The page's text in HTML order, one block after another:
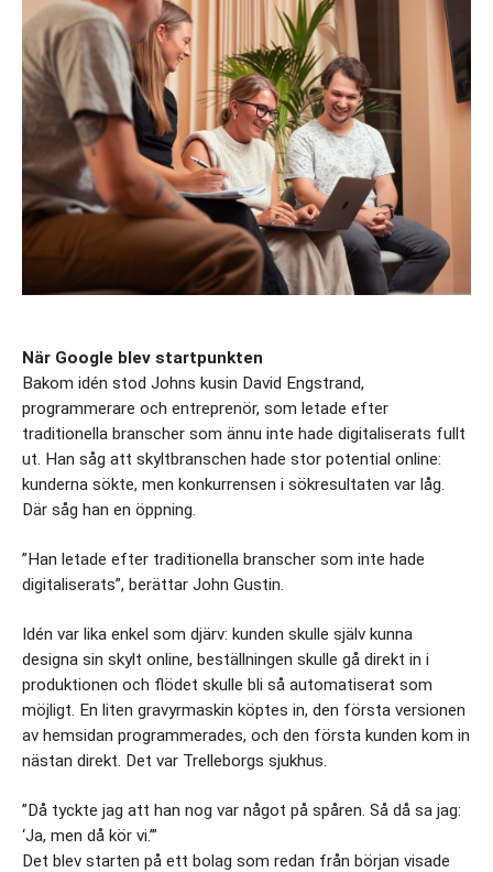
När Google blev startpunkten
Bakom idén stod Johns kusin David Engstrand,
programmerare och entreprenör, som letade efter
traditionella branscher som ännu inte hade digitaliserats fullt
ut. Han såg att skyltbranschen hade stor potential online:
kunderna sökte, men konkurrensen i sökresultaten var låg.
Där såg han en öppning.
”Han letade efter traditionella branscher som inte hade
digitaliserats”, berättar John Gustin.
Idén var lika enkel som djärv: kunden skulle själv kunna
designa sin skylt online, beställningen skulle gå direkt in i
produktionen och flödet skulle bli så automatiserat som
möjligt. En liten gravyrmaskin köptes in, den första versionen
av hemsidan programmerades, och den första kunden kom in
nästan direkt. Det var Trelleborgs sjukhus.
”Då tyckte jag att han nog var något på spåren. Så då sa jag:
‘Ja, men då kör vi.’”
Det blev starten på ett bolag som redan från början visade